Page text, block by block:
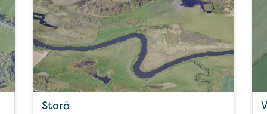
Storå